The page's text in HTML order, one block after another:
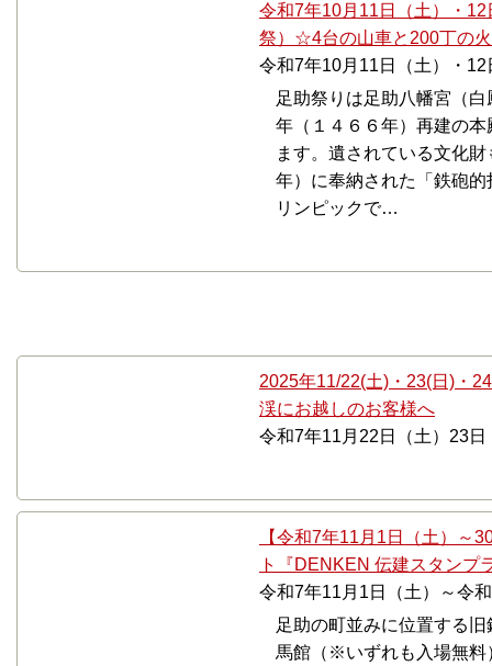
令和7年10月11日（土）・
祭）☆4台の山車と200丁の
令和7年10月11日（土）・12
足助祭りは足助八幡宮（
年（１４６６年）再建の
ます。遺されている文化
年）に奉納された「鉄砲
リンピックで…
2025年11/22(土)・23(日)・
渓にお越しのお客様へ
令和7年11月22日（土）23
【令和7年11月1日（土）～
ト『DENKEN 伝建スタンプ
令和7年11月1日（土）～令
足助の町並みに位置する
馬館（※いずれも入場無料